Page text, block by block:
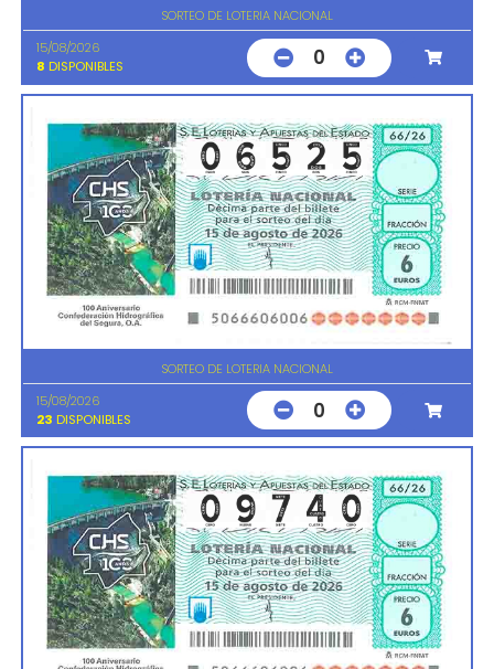
SORTEO DE LOTERIA NACIONAL
15/08/2026
8 DISPONIBLES 0
SORTEO DE LOTERIA NACIONAL
15/08/2026
23 DISPONIBLES 0